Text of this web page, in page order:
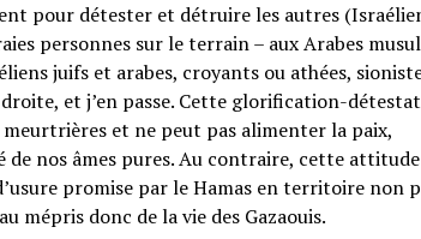
pour détester et détruire les autres
personnes sur le terrain – aux Arabes
juifs et arabes, croyants ou athées,
et j’en passe. Cette glorification-
meurtrières et ne peut pas alimenter la paix,
nos âmes pures. Au contraire, cette
promise par le Hamas en territoire non
mépris donc de la vie des Gazaouis.